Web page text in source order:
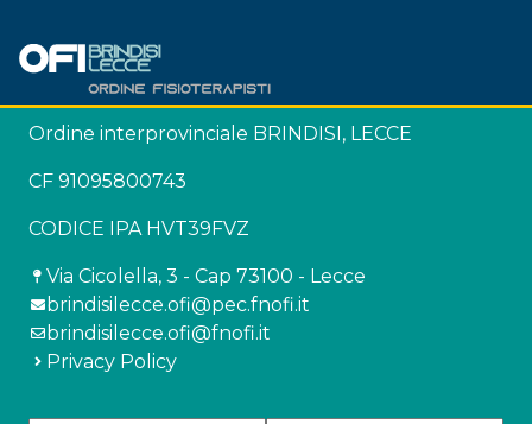
Ordine interprovinciale BRINDISI, LECCE
CF 91095800743
CODICE IPA HVT39FVZ
Via Cicolella, 3 - Cap 73100 - Lecce
brindisilecce.ofi@pec.fnofi.it
brindisilecce.ofi@fnofi.it
Privacy Policy